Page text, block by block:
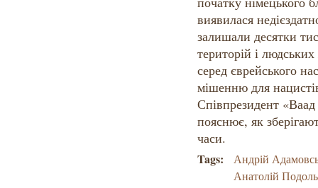
виявилася
залишали десятки
територій і
серед єврейського
мішенню для
Співпрезидент
пояснює, як
часи.
Tags:
Андрій
Анатолій